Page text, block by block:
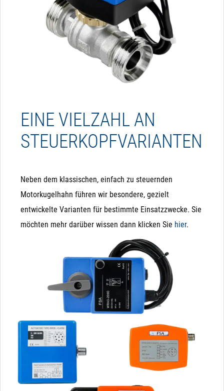
EINE VIELZAHL AN
STEUERKOPFVARIANTEN
Neben dem klassischen, einfach zu steuernden
Motorkugelhahn führen wir besondere, gezielt
entwickelte Varianten für bestimmte Einsatzzwecke. Sie
möchten mehr darüber wissen dann klicken Sie hier.